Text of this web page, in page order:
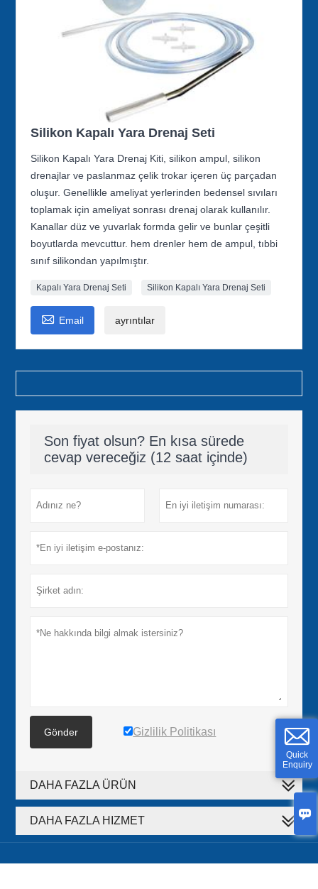

Quick
Enquiry
Silikon Kapalı Yara Drenaj Seti
Silikon Kapalı Yara Drenaj Kiti, silikon ampul, silikon
drenajlar ve paslanmaz çelik trokar içeren üç parçadan
oluşur. Genellikle ameliyat yerlerinden bedensel sıvıları
toplamak için ameliyat sonrası drenaj olarak kullanılır.
Kanallar düz ve yuvarlak formda gelir ve bunlar çeşitli
boyutlarda mevcuttur. hem drenler hem de ampul, tıbbi
sınıf silikondan yapılmıştır.
Kapalı Yara Drenaj Seti Silikon Kapalı Yara Drenaj Seti
 Email ayrıntılar
Son fiyat olsun? En kısa sürede
cevap vereceğiz (12 saat içinde)
Gönder Gizlilik Politikası
DAHA FAZLA ÜRÜN
DAHA FAZLA HIZMET